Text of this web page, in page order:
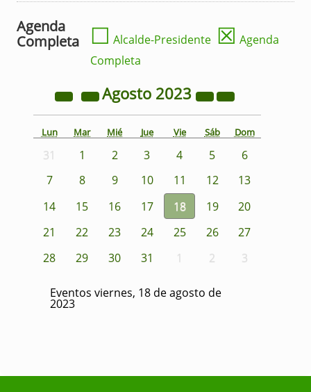
Agenda
Completa
☐ Alcalde-Presidente ☒ Agenda
Completa
Agosto 2023
Lun Mar Mié Jue Vie Sáb Dom
31 1 2 3 4 5
6
7
8 9 10 11 12
13
14
15 16 17 18 19
20
21
22 23 24 25 26
27
28
29 30 31 1 2 3
Eventos viernes, 18 de agosto de
2023